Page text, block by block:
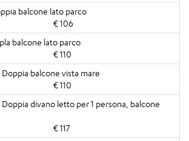
€ 106
€ 110
€ 110
€ 117